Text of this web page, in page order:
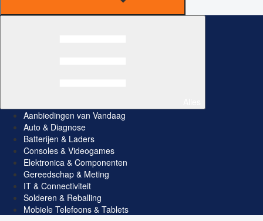
Aanbiedingen van Vandaag
Auto & Diagnose
Batterijen & Laders
Consoles & Videogames
Elektronica & Componenten
Gereedschap & Meting
IT & Connectiviteit
Solderen & Reballing
Mobiele Telefoons & Tablets